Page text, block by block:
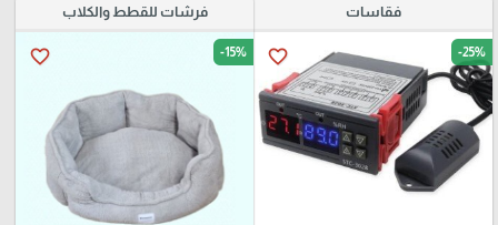
فقاسات
favorite_border -25%
فرشات للقطط والكلاب
favorite_border -15%